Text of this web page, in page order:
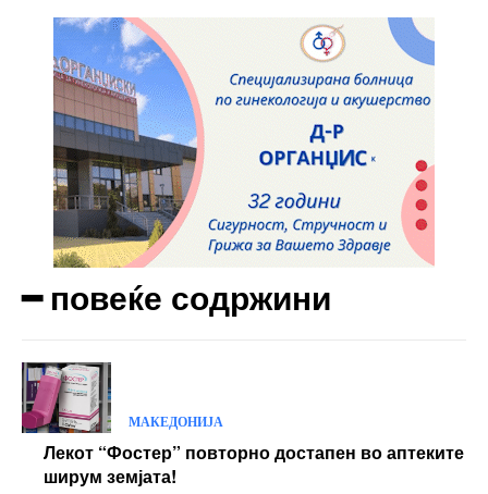
━ повеќе содржини
МАКЕДОНИЈА
Лекот “Фостер” повторно достапен во аптеките
ширум земјата!